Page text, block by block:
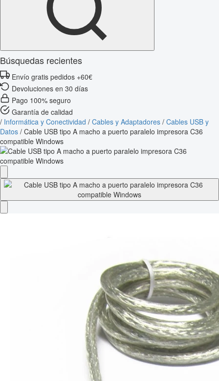
Búsquedas recientes
Envío gratis pedidos +60€
Devoluciones en 30 días
Pago 100% seguro
Garantía de calidad
/ Informática y Conectividad / Cables y Adaptadores / Cables USB y
Datos / Cable USB tipo A macho a puerto paralelo impresora C36
compatible Windows